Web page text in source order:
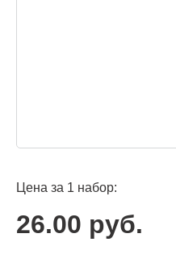
Цена за 1 набор:
26.00 руб.